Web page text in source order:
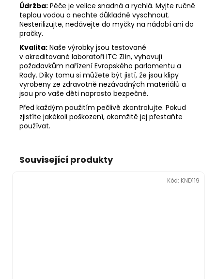
Údržba: Péče je velice snadná a rychlá. Myjte ručně
teplou vodou a nechte důkladně vyschnout.
Nesterilizujte, nedávejte do myčky na nádobí ani do
pračky.
Kvalita: Naše výrobky jsou testované
v akreditované laboratoři ITC Zlín, vyhovují
požadavkům nařízení Evropského parlamentu a
Rady. Díky tomu si můžete být jistí, že jsou klipy
vyrobeny ze zdravotně nezávadných materiálů a
jsou pro vaše děti naprosto bezpečné.
Před každým použitím pečlivě zkontrolujte. Pokud
zjistíte jakékoli poškození, okamžitě jej přestaňte
používat.
Související produkty
Kód: KND119